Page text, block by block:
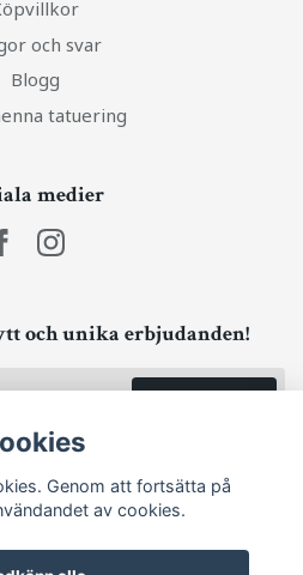
och svar
Blogg
tatuering
medier
och unika erbjudanden!
Genom att fortsätta på
av cookies.